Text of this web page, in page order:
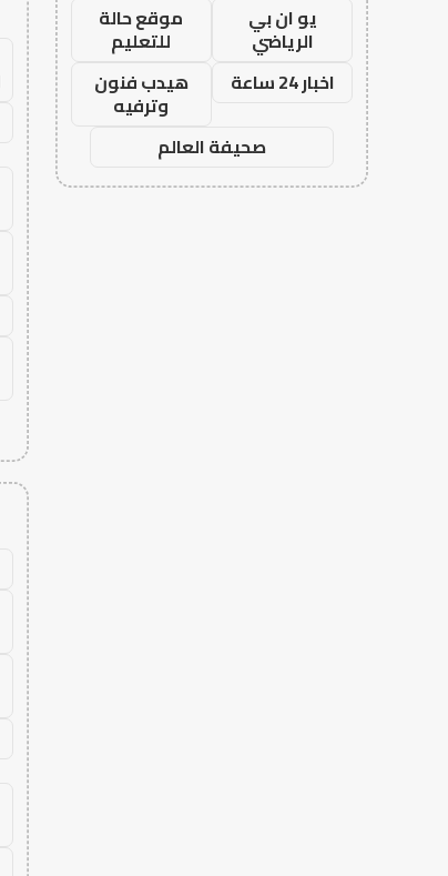
يو ان بي
الرياضي
موقع حالة
للتعليم
اخبار 24 ساعة
هيدب فنون
وترفيه
صحيفة العالم